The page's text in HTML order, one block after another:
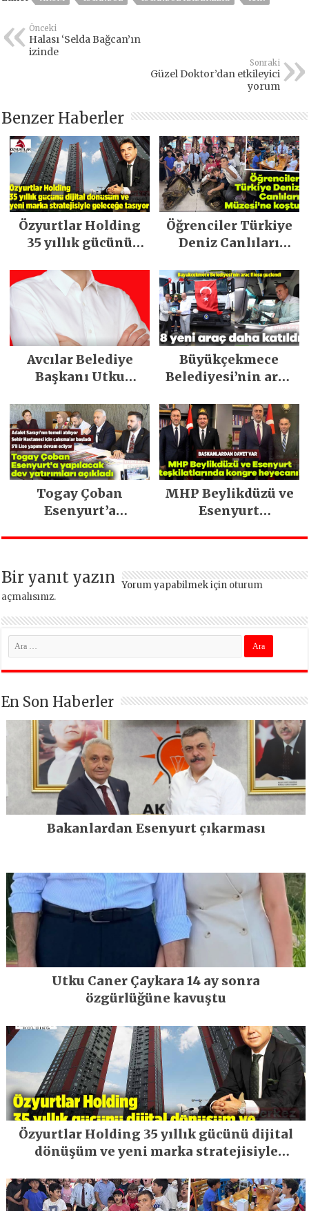
Önceki
Halası ‘Selda Bağcan’ın
izinde
Sonraki
Güzel Doktor’dan etkileyici
yorum
Benzer Haberler
Özyurtlar Holding
35 yıllık gücünü
yeni marka
stratejisiyle
geleceğe taşıyor
Öğrenciler Türkiye
Deniz Canlıları
Avcılar Belediye
Başkanı Utku
tahliye edildi
Büyükçekmece
Belediyesi’nin araç
Togay Çoban
Esenyurt’a
MHP Beylikdüzü ve
Esenyurt
Bir yanıt yazın Yorum yapabilmek için oturum
açmalısınız.
En Son Haberler
Bakanlardan Esenyurt çıkarması
Utku Caner Çaykara 14 ay sonra
özgürlüğüne kavuştu
Özyurtlar Holding 35 yıllık gücünü dijital
dönüşüm ve yeni marka stratejisiyle